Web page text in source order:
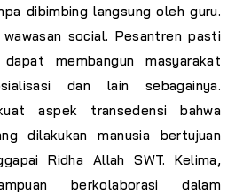
dibimbing langsung oleh guru.
social. Pesantren pasti
membangun masyarakat
dan lain sebagainya.
aspek transedensi bahwa
dilakukan manusia bertujuan
Ridha Allah SWT.Kelima,
berkolaborasi dalam